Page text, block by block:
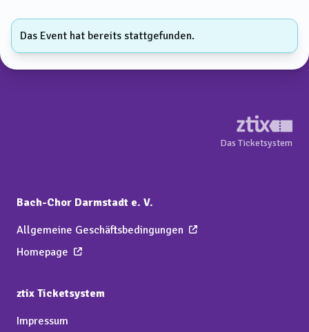
Das Event hat bereits stattgefunden.
Das Ticketsystem
Bach-Chor Darmstadt e. V.
Allgemeine Geschäftsbedingungen
Homepage
ztix Ticketsystem
Impressum